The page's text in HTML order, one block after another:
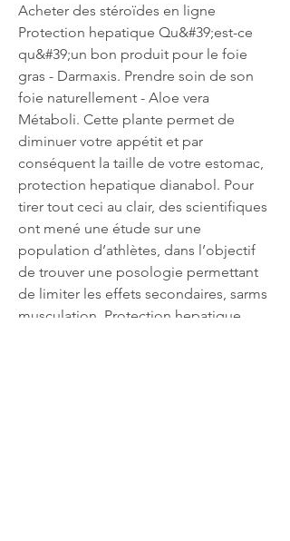
Acheter des stéroïdes en ligne
Protection hepatique Qu&#39;est-ce
qu&#39;un bon produit pour le foie
gras - Darmaxis. Prendre soin de son
foie naturellement - Aloe vera
Métaboli. Cette plante permet de
diminuer votre appétit et par
conséquent la taille de votre estomac,
protection hepatique dianabol. Pour
tirer tout ceci au clair, des scientifiques
ont mené une étude sur une
population d’athlètes, dans l’objectif
de trouver une posologie permettant
de limiter les effets secondaires, sarms
musculation. Protection hepatique,